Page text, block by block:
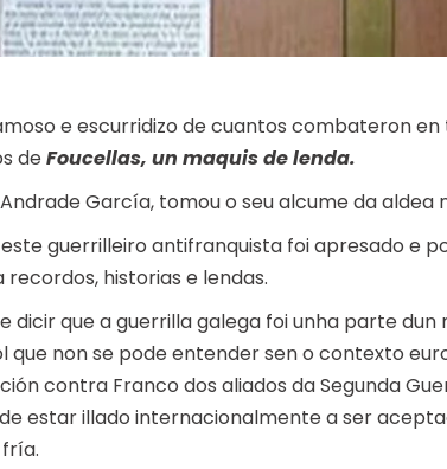
e escurridizo de cuantos combateron
deFoucellas, un maquis de lenda.
García, tomou o seu alcume da aldea
este guerrilleiro antifranquista foi apresado e
historias e lendas.
dicir que a guerrilla galega foi unha parte
non se pode entender sen o contexto
contra Franco dos aliados da Segunda
estar illado internacionalmente a ser